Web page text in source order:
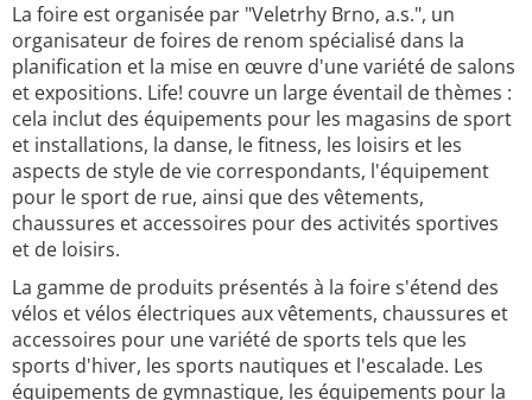
La foire est organisée par "Veletrhy Brno, a.s.", un
organisateur de foires de renom spécialisé dans la
planification et la mise en œuvre d'une variété de salons
et expositions. Life! couvre un large éventail de thèmes :
cela inclut des équipements pour les magasins de sport
et installations, la danse, le fitness, les loisirs et les
aspects de style de vie correspondants, l'équipement
pour le sport de rue, ainsi que des vêtements,
chaussures et accessoires pour des activités sportives
et de loisirs.
La gamme de produits présentés à la foire s'étend des
vélos et vélos électriques aux vêtements, chaussures et
accessoires pour une variété de sports tels que les
sports d'hiver, les sports nautiques et l'escalade. Les
équipements de gymnastique, les équipements pour la